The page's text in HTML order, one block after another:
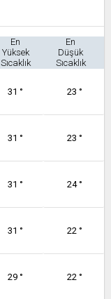
En
Yüksek
Sıcaklık
En
Düşük
Sıcaklık
31 ° 23 °
31 ° 23 °
31 ° 24 °
31 ° 22 °
29 ° 22 °